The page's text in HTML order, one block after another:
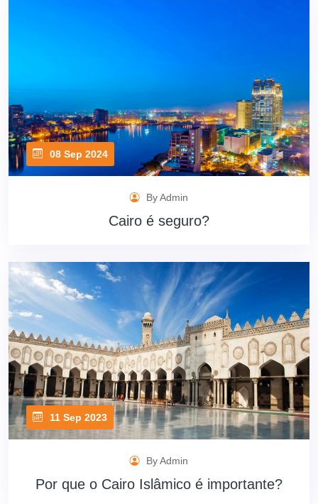
08 Sep 2024
By Admin
Cairo é seguro?
11 Sep 2023
By Admin
Por que o Cairo Islâmico é importante?